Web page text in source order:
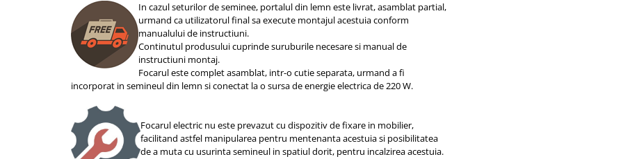
In cazul seturilor de seminee, portalul din lemn este livrat, asamblat partial,
urmand ca utilizatorul final sa execute montajul acestuia conform
manualului de instructiuni.
Continutul produsului cuprinde suruburile necesare si manual de
instructiuni montaj.
Focarul este complet asamblat, intr-o cutie separata, urmand a fi
incorporat in semineul din lemn si conectat la o sursa de energie electrica de 220 W.
Focarul electric nu este prevazut cu dispozitiv de fixare in mobilier,
facilitand astfel manipularea pentru mentenanta acestuia si posibilitatea
de a muta cu usurinta semineul in spatiul dorit, pentru incalzirea acestuia.